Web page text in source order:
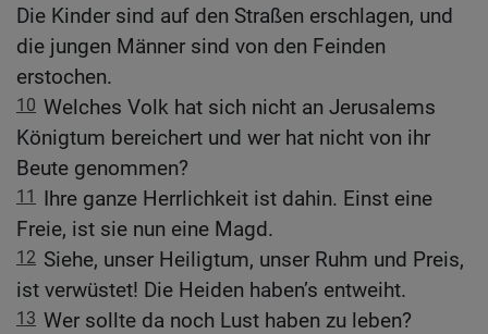
Die Kinder sind auf den Straßen erschlagen, und
die jungen Männer sind von den Feinden
erstochen.
10 Welches Volk hat sich nicht an Jerusalems
Königtum bereichert und wer hat nicht von ihr
Beute genommen?
11
Ihre ganze Herrlichkeit ist dahin. Einst eine
Freie, ist sie nun eine Magd.
12 Siehe, unser Heiligtum, unser Ruhm und Preis,
ist verwüstet! Die Heiden haben’s entweiht.
13 Wer sollte da noch Lust haben zu leben?